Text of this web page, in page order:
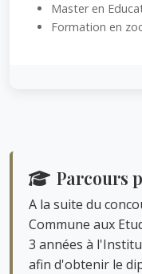
Master en
Formation en
Parcours
A la suite du
Commune aux
3 années à
afin d'obtenir le